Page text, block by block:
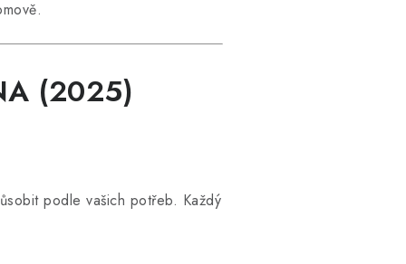
(2025)
podle vašich potřeb. Každý